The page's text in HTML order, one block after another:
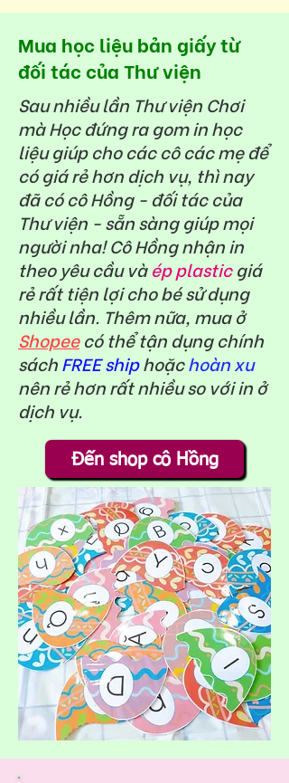
Mua học liệu bản giấy từ
đối tác của Thư viện
Sau nhiều lần Thư viện Chơi
mà Học đứng ra gom in học
liệu giúp cho các cô các mẹ để
có giá rẻ hơn dịch vụ, thì nay
đã có cô Hồng - đối tác của
Thư viện - sẵn sàng giúp mọi
người nha! Cô Hồng nhận in
theo yêu cầu vàép plasticgiá
rẻ rất tiện lợi cho bé sử dụng
nhiều lần. Thêm nữa, mua ở
Shopeecó thể tận dụng chính
sáchFREE shiphoặchoàn xu
nên rẻ hơn rất nhiều so với in ở
dịch vụ.
Đến shop cô Hồng